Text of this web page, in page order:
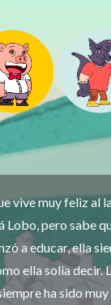
vive muy feliz al
Lobo, pero sabe
a educar, ella
ella solía
ha sido